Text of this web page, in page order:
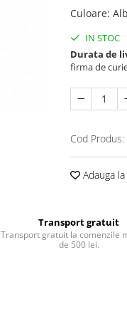
Culoare: Alb
IN STOC
Durata de
firma de
Cod Produs:
Adauga
Transport gratuit
Transport gratuit la comenzile
de 500 lei.